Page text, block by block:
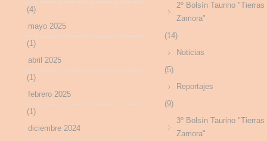
(4)
mayo 2025
(1)
abril 2025
(1)
febrero 2025
(1)
diciembre 2024
2º Bolsín Taurino "Tierras
Zamora"
(14)
Noticias
(5)
Reportajes
(9)
3º Bolsín Taurino "Tierras
Zamora"